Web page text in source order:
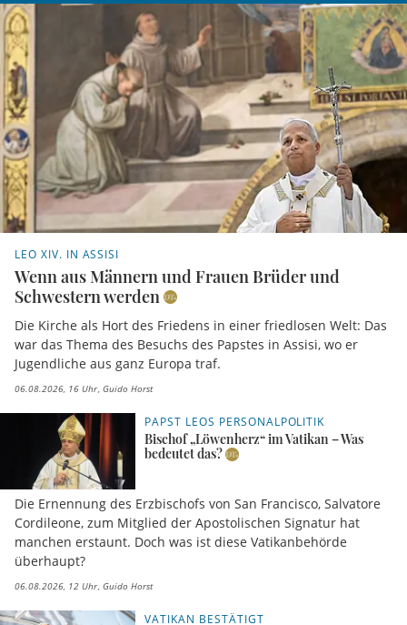
LEO XIV. IN ASSISI
Wenn aus Männern und Frauen Brüder und
Schwestern werden
Die Kirche als Hort des Friedens in einer friedlosen Welt: Das
war das Thema des Besuchs des Papstes in Assisi, wo er
Jugendliche aus ganz Europa traf.
06.08.2026, 16 Uhr Guido Horst
PAPST LEOS PERSONALPOLITIK
Bischof „Löwenherz“ im Vatikan – Was
bedeutet das?
Die Ernennung des Erzbischofs von San Francisco, Salvatore
Cordileone, zum Mitglied der Apostolischen Signatur hat
manchen erstaunt. Doch was ist diese Vatikanbehörde
überhaupt?
06.08.2026, 12 Uhr Guido Horst
VATIKAN BESTÄTIGT